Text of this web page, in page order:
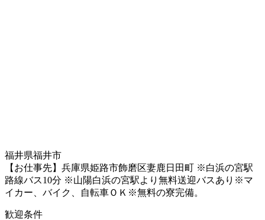
福井県福井市
【お仕事先】兵庫県姫路市飾磨区妻鹿日田町 ※白浜の宮駅
路線バス10分 ※山陽白浜の宮駅より無料送迎バスあり※マ
イカー、バイク、自転車ＯＫ※無料の寮完備。
歓迎条件